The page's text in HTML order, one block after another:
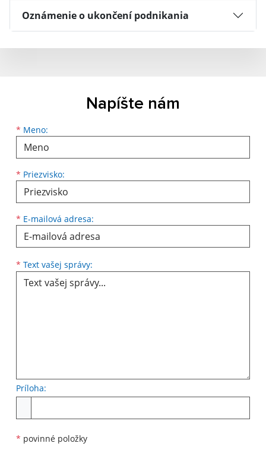
Oznámenie o ukončení podnikania
Napíšte nám
* Meno:
Meno
* Priezvisko:
Priezvisko
* E-mailová adresa:
E-mailová adresa
* Text vašej správy:
Príloha:
* povinné položky